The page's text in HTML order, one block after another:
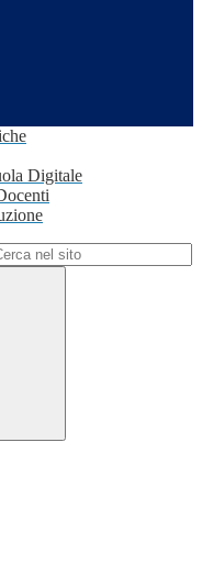
Digitale